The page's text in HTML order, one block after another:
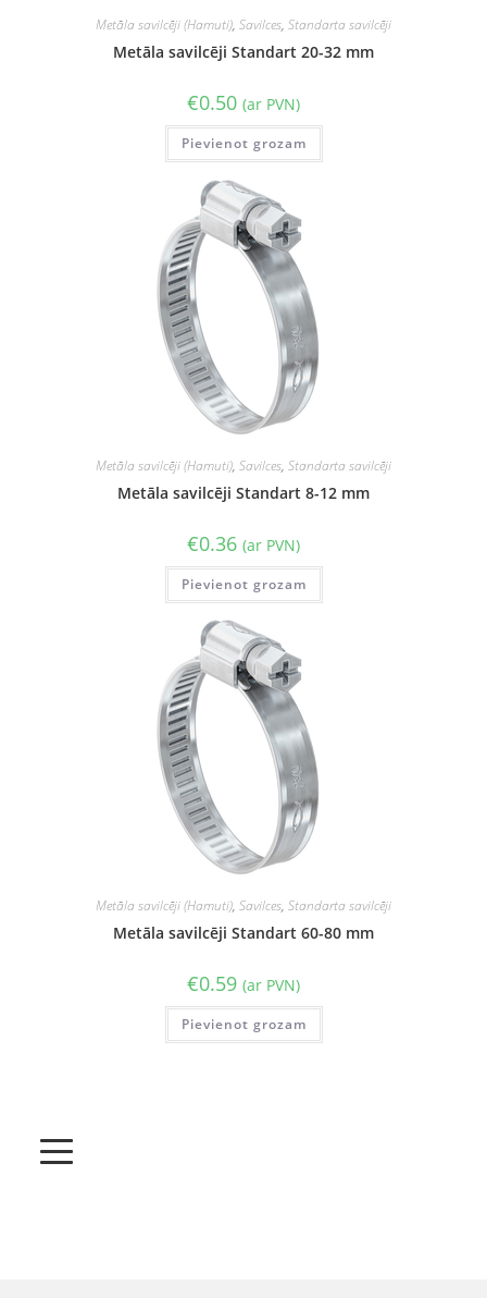
Metāla savilcēji (Hamuti), Savilces, Standarta savilcēji
Metāla savilcēji Standart 20-32 mm
€0.50 (ar PVN)
Pievienot grozam
Metāla savilcēji (Hamuti), Savilces, Standarta savilcēji
Metāla savilcēji Standart 8-12 mm
€0.36 (ar PVN)
Pievienot grozam
Metāla savilcēji (Hamuti), Savilces, Standarta savilcēji
Metāla savilcēji Standart 60-80 mm
€0.59 (ar PVN)
Pievienot grozam